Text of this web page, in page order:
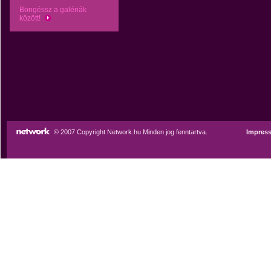
Böngéssz a galériák
között!
© 2007 Copyright Network.hu Minden jog fenntartva.